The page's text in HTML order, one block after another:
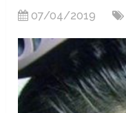
07/04/2019